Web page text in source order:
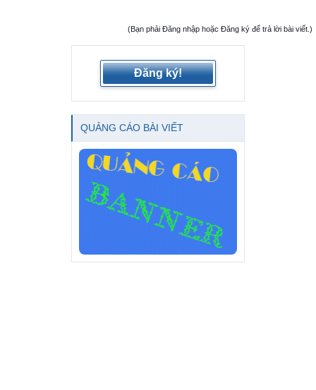
(Bạn phải Đăng nhập hoặc Đăng ký để trả lời bài viết.)
Đăng ký!
QUẢNG CÁO BÀI VIẾT